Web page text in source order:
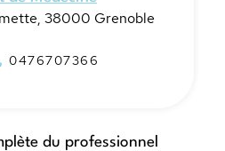
38000 Grenoble
0476707366
du professionnel